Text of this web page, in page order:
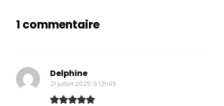
1 commentaire
Delphine
21 juillet 2025 à 12h45